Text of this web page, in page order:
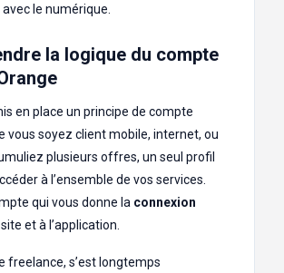
avec le numérique.
la logique du compte
en place un principe de compte
vous soyez client mobile, internet, ou
plusieurs offres, un seul profil
à l’ensemble de vos services.
qui vous donne la connexion
et à l’application.
freelance, s’est longtemps